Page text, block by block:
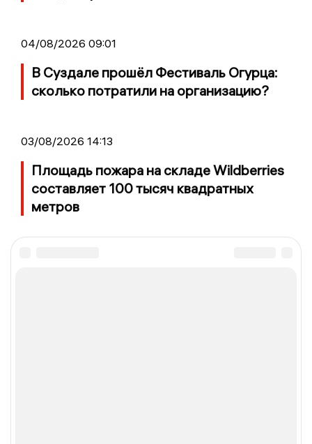
04/08/2026 09:01
В Суздале прошёл Фестиваль Огурца:
сколько потратили на организацию?
03/08/2026 14:13
Площадь пожара на складе Wildberries
составляет 100 тысяч квадратных
метров